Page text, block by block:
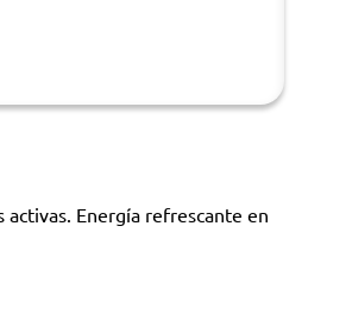
Energía refrescante en